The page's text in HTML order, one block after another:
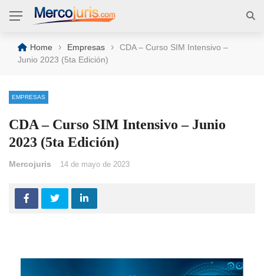
Home › Empresas ›
CDA – Curso SIM Intensivo –
Junio 2023 (5ta Edición)
EMPRESAS
CDA – Curso SIM Intensivo – Junio
2023 (5ta Edición)
Mercojuris 14 de mayo de 2023